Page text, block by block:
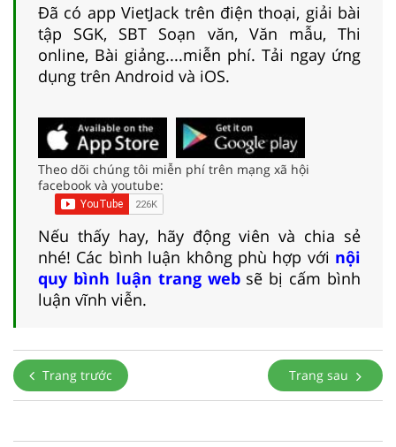
Đã có app VietJack trên điện thoại, giải bài
tập SGK, SBT Soạn văn, Văn mẫu, Thi
online, Bài giảng....miễn phí. Tải ngay ứng
dụng trên Android và iOS.
Theo dõi chúng tôi miễn phí trên mạng xã hội
facebook và youtube:
Nếu thấy hay, hãy động viên và chia sẻ
nhé! Các bình luận không phù hợp với nội
quy bình luận trang websẽ bị cấm bình
luận vĩnh viễn.
Trang trước Trang sau